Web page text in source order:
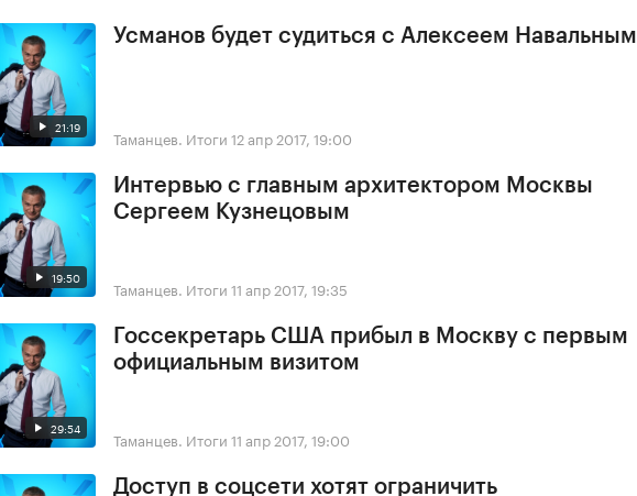
21:19
Усманов будет судиться с Алексеем Навальным
Таманцев. Итоги 12 апр 2017, 19:00
19:50
Интервью с главным архитектором Москвы
Сергеем Кузнецовым
Таманцев. Итоги 11 апр 2017, 19:35
29:54
Госсекретарь США прибыл в Москву с первым
официальным визитом
Таманцев. Итоги 11 апр 2017, 19:00
Доступ в соцсети хотят ограничить